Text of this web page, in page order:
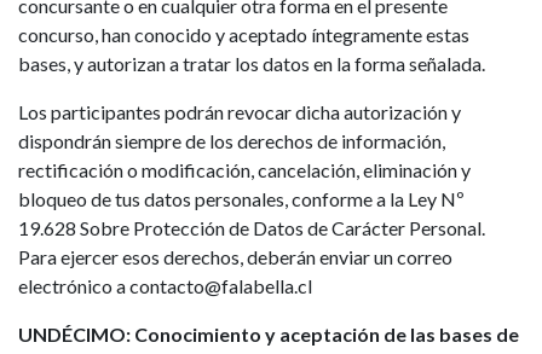
concursante o en cualquier otra forma en el presente
concurso, han conocido y aceptado íntegramente estas
bases, y autorizan a tratar los datos en la forma señalada.
Los participantes podrán revocar dicha autorización y
dispondrán siempre de los derechos de información,
rectificación o modificación, cancelación, eliminación y
bloqueo de tus datos personales, conforme a la Ley Nº
19.628 Sobre Protección de Datos de Carácter Personal.
Para ejercer esos derechos, deberán enviar un correo
electrónico a contacto@falabella.cl
UNDÉCIMO: Conocimiento y aceptación de las bases de